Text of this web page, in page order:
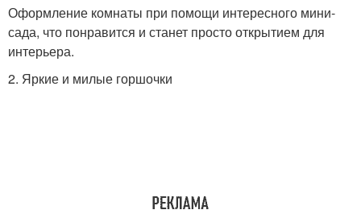
Оформление комнаты при помощи интересного мини-
сада, что понравится и станет просто открытием для
интерьера.
2. Яркие и милые горшочки